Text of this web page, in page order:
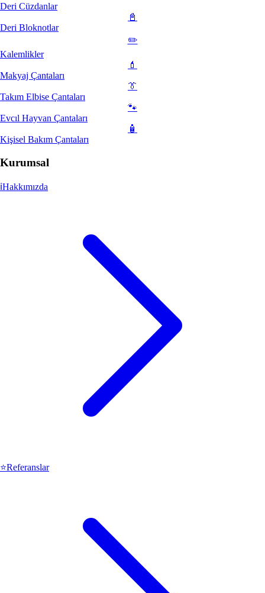
Deri Cüzdanlar
📓
Deri Bloknotlar
✏️
Kalemlikler
💄
Makyaj Çantaları
👔
Takım Elbise Çantaları
🐾
Evcıl Hayvan Çantaları
🧴
Kişisel Bakım Çantaları
Kurumsal
ℹ️Hakkımızda
⭐Referanslar